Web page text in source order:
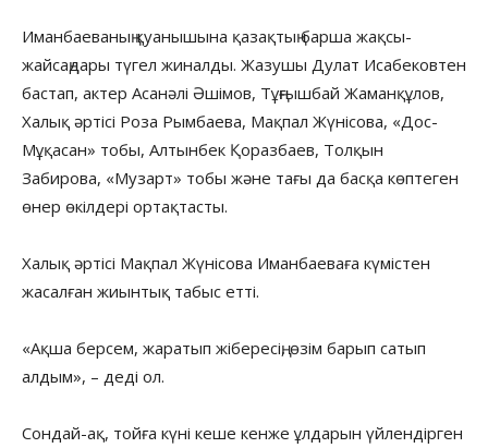
Иманбаеваның қуанышына қазақтың барша жақсы-
жайсаңдары түгел жиналды. Жазушы Дулат Исабековтен
бастап, актер Асанәлі Әшімов, Тұңғышбай Жаманқұлов,
Халық әртісі Роза Рымбаева, Мақпал Жүнісова, «Дос-
Мұқасан» тобы, Алтынбек Қоразбаев, Толқын
Забирова, «Музарт» тобы және тағы да басқа көптеген
өнер өкілдері ортақтасты.
Халық әртісі Мақпал Жүнісова Иманбаеваға күмістен
жасалған жиынтық табыс етті.
«Ақша берсем, жаратып жібересің, өзім барып сатып
алдым», – деді ол.
Сондай-ақ, тойға күні кеше кенже ұлдарын үйлендірген